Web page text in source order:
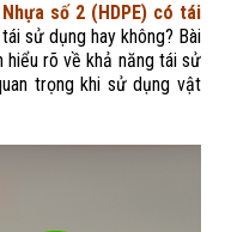
Nhựa số 2 (HDPE) có tái
sử dụng hay không? Bài
hiểu rõ về khả năng tái sử
trọng khi sử dụng vật